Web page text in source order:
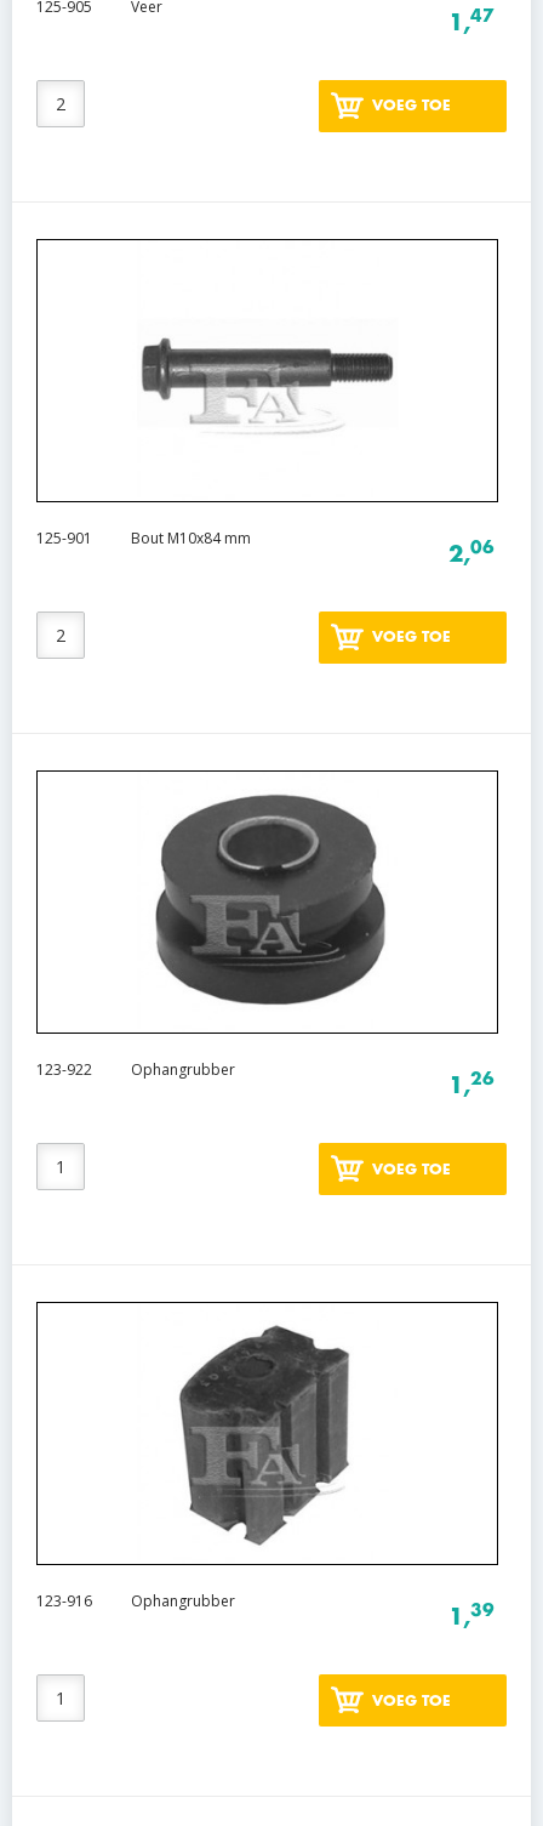
125-905 Veer
1,47
VOEG TOE
125-901 Bout M10x84 mm
2,06
VOEG TOE
123-922 Ophangrubber
1,26
VOEG TOE
123-916 Ophangrubber
1,39
VOEG TOE